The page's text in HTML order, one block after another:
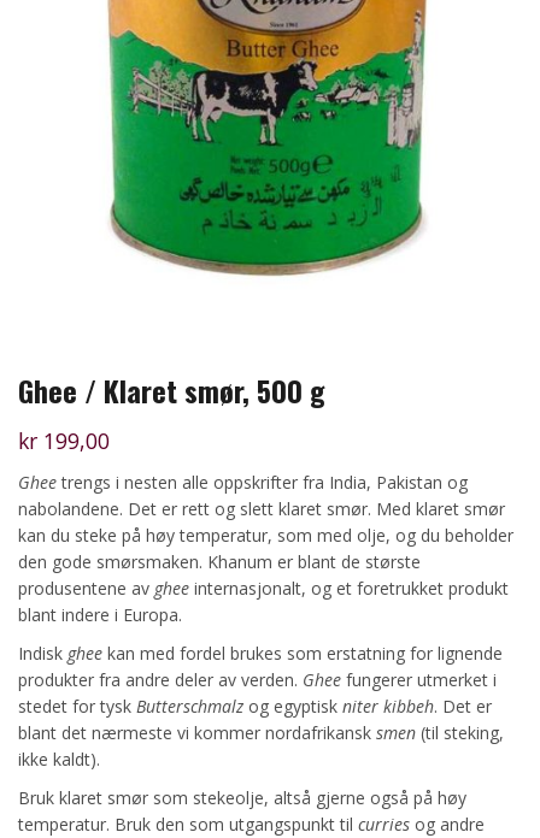
Ghee / Klaret smør, 500 g
kr 199,00
Gheetrengs i nesten alle oppskrifter fra India, Pakistan og
nabolandene. Det er rett og slett klaret smør. Med klaret smør
kan du steke på høy temperatur, som med olje, og du beholder
den gode smørsmaken. Khanum er blant de største
produsentene av ghee internasjonalt, og et foretrukket produkt
blant indere i Europa.
Indisk ghee kan med fordel brukes som erstatning for lignende
produkter fra andre deler av verden. Ghee fungerer utmerket i
stedet for tysk Butterschmalz og egyptisk niter kibbeh. Det er
blant det nærmeste vi kommer nordafrikansk smen (til steking,
ikke kaldt).
Bruk klaret smør som stekeolje, altså gjerne også på høy
temperatur. Bruk den som utgangspunkt til curries og andre